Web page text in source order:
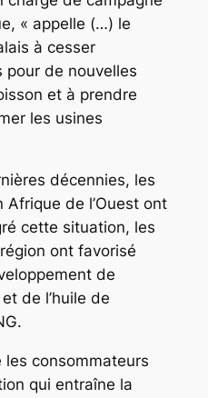
« appelle (…) le
à cesser
pour de nouvelles
et à prendre
les usines
décennies, les
de l’Ouest ont
cette situation, les
ont favorisé
de
de l’huile de
consommateurs
qui entraîne la